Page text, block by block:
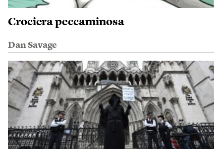
Crociera peccaminosa
Dan Savage